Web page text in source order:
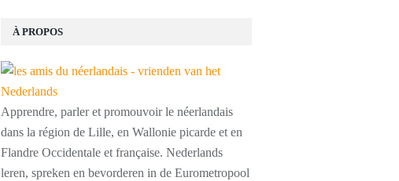
À PROPOS
Apprendre, parler et promouvoir le néerlandais
dans la région de Lille, en Wallonie picarde et en
Flandre Occidentale et française. Nederlands
leren, spreken en bevorderen in de Eurometropool